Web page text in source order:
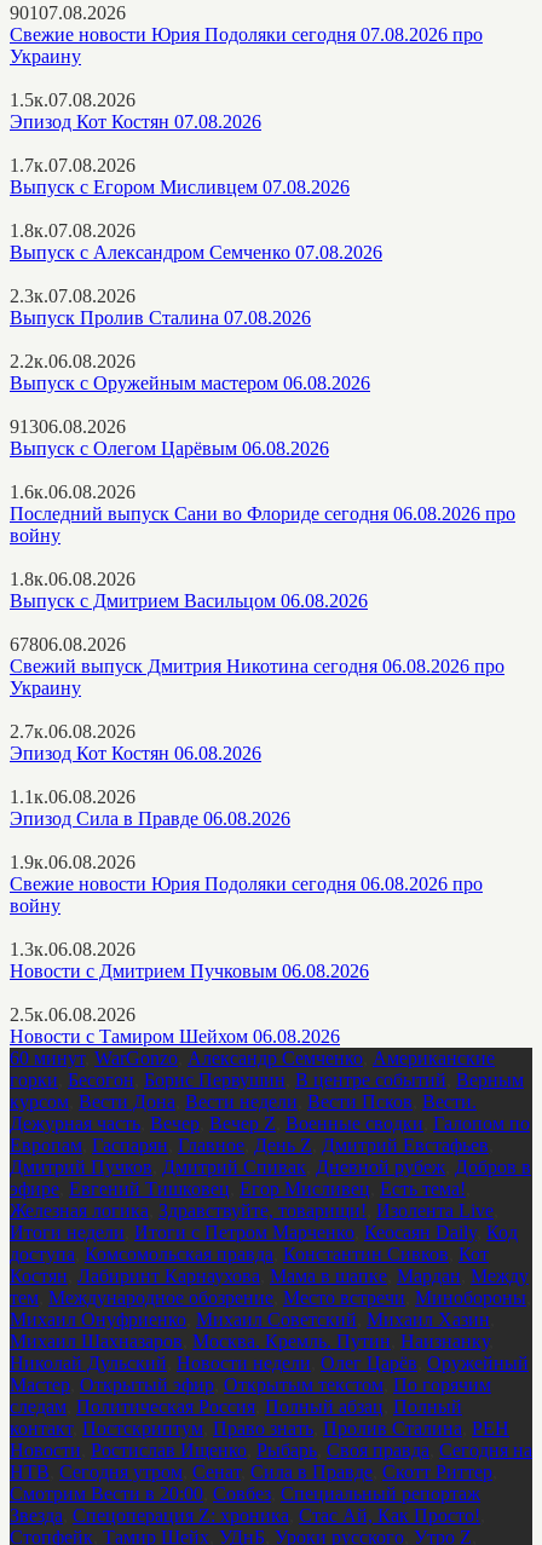
90107.08.2026
Свежие новости Юрия Подоляки сегодня 07.08.2026 про
Украину
1.5к.07.08.2026
Эпизод Кот Костян 07.08.2026
1.7к.07.08.2026
Выпуск с Егором Мисливцем 07.08.2026
1.8к.07.08.2026
Выпуск с Александром Семченко 07.08.2026
2.3к.07.08.2026
Выпуск Пролив Сталина 07.08.2026
2.2к.06.08.2026
Выпуск с Оружейным мастером 06.08.2026
91306.08.2026
Выпуск с Олегом Царёвым 06.08.2026
1.6к.06.08.2026
Последний выпуск Сани во Флориде сегодня 06.08.2026 про
войну
1.8к.06.08.2026
Выпуск с Дмитрием Васильцом 06.08.2026
67806.08.2026
Свежий выпуск Дмитрия Никотина сегодня 06.08.2026 про
Украину
2.7к.06.08.2026
Эпизод Кот Костян 06.08.2026
1.1к.06.08.2026
Эпизод Сила в Правде 06.08.2026
1.9к.06.08.2026
Свежие новости Юрия Подоляки сегодня 06.08.2026 про
войну
1.3к.06.08.2026
Новости с Дмитрием Пучковым 06.08.2026
2.5к.06.08.2026
Новости с Тамиром Шейхом 06.08.2026
60 минут, WarGonzo Александр Семченко Американские
горки Бесогон Борис Первушин В центре событий Верным
курсом Вести Дона Вести недели Вести Псков Вести.
Дежурная часть Вечер Вечер Z Военные сводки Галопом по
Европам Гаспарян Главное День Z Дмитрий Евстафьев
Дмитрий Пучков Дмитрий Спивак Дневной рубеж Добров в
эфире Евгений Тишковец Егор Мисливец Есть тема!
Железная логика Здравствуйте, товарищи! Изолента Live
Итоги недели Итоги с Петром Марченко Кеосаян Daily, Код
доступа Комсомольская правда Константин Сивков Кот
Костян Лабиринт Карнаухова Мама в шапке Мардан Между
тем Международное обозрение Место встречи Минобороны
Михаил Онуфриенко Михаил Советский Михаил Хазин
Михаил Шахназаров Москва. Кремль. Путин Наизнанку,
Николай Дульский Новости недели Олег Царёв Оружейный
Мастер Открытый эфир Открытым текстом По горячим
следам Политическая Россия Полный абзац Полный
контакт, Постскриптум Право знать Пролив Сталина РЕН
Новости Ростислав Ищенко Рыбарь Своя правда Сегодня на
НТВ Сегодня утром Сенат, Сила в Правде Скотт Риттер
Смотрим Вести в 20:00 Совбез Специальный репортаж
Звезда Спецоперация Z: хроника Стас Ай, Как Просто!
Стопфейк Тамир Шейх УДнБ Уроки русского Утро Z